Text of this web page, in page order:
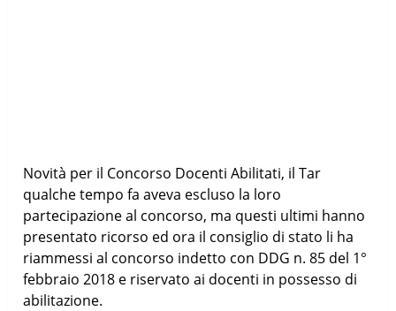
Novità per il Concorso Docenti Abilitati, il Tar
qualche tempo fa aveva escluso la loro
partecipazione al concorso, ma questi ultimi hanno
presentato ricorso ed ora il consiglio di stato li ha
riammessi al concorso indetto con DDG n. 85 del 1°
febbraio 2018 e riservato ai docenti in possesso di
abilitazione.